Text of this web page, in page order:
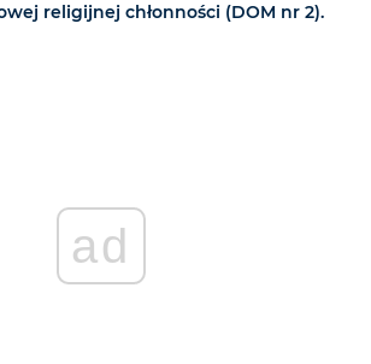
religijnej chłonności (DOM nr 2).
ad